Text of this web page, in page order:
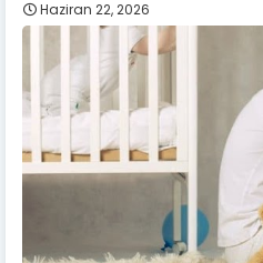
Haziran 22, 2026